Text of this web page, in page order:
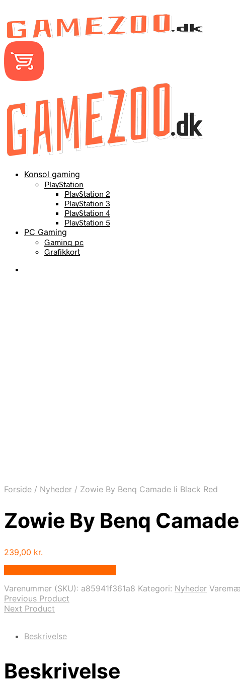
Konsol gaming
PlayStation
PlayStation 2
PlayStation 3
PlayStation 4
PlayStation 5
PC Gaming
Gaming pc
Grafikkort
Forside / Nyheder / Zowie By Benq Camade Ii Black Red
Zowie By Benq
239,00 kr.
Varenummer (SKU): a85941f361a8 Kategori: Nyheder
Previous Product
Next Product
Beskrivelse
Beskrivelse